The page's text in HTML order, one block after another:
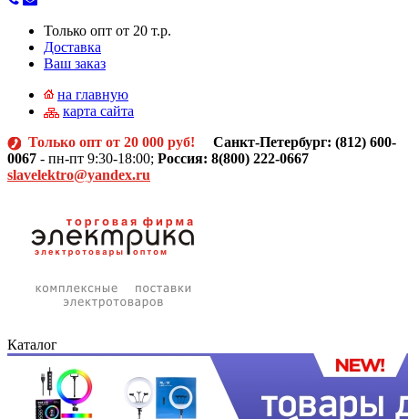
Только опт от 20 т.р.
Доставка
Ваш заказ
на главную
карта сайта
Только опт от 20 000 руб! Санкт-Петербург: (812) 600-
0067 - пн-пт 9:30-18:00; Россия: 8(800) 222-0667
slavelektro@yandex.ru
Каталог